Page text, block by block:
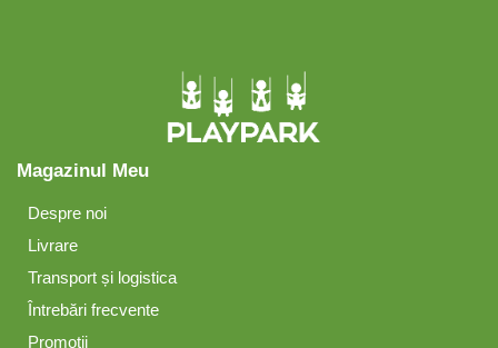
Magazinul Meu
Despre noi
Livrare
Transport și logistica
Întrebări frecvente
Promoții